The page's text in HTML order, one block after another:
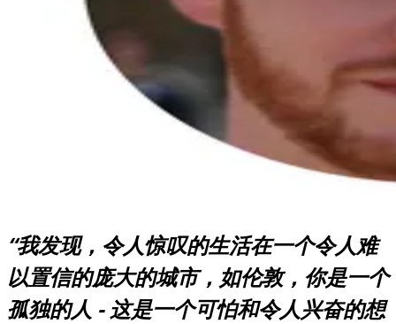
“我发现，令人惊叹的生活在一个令人难
以置信的庞大的城市，如伦敦，你是一个
孤独的人 - 这是一个可怕和令人兴奋的想